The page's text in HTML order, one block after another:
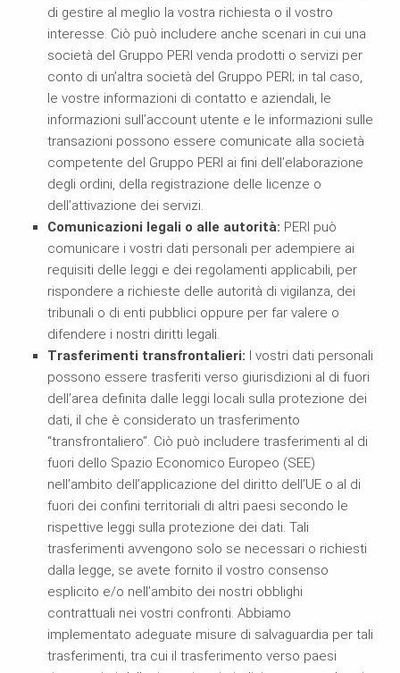
di gestire al meglio la vostra richiesta o il vostro
interesse. Ciò può includere anche scenari in cui una
società del Gruppo PERI venda prodotti o servizi per
conto di un’altra società del Gruppo PERI; in tal caso,
le vostre informazioni di contatto e aziendali, le
informazioni sull’account utente e le informazioni sulle
transazioni possono essere comunicate alla società
competente del Gruppo PERI ai fini dell’elaborazione
degli ordini, della registrazione delle licenze o
dell’attivazione dei servizi.
Comunicazioni legali o alle autorità: PERI può
comunicare i vostri dati personali per adempiere ai
requisiti delle leggi e dei regolamenti applicabili, per
rispondere a richieste delle autorità di vigilanza, dei
tribunali o di enti pubblici oppure per far valere o
difendere i nostri diritti legali.
Trasferimenti transfrontalieri: I vostri dati personali
possono essere trasferiti verso giurisdizioni al di fuori
dell’area definita dalle leggi locali sulla protezione dei
dati, il che è considerato un trasferimento
“transfrontaliero”. Ciò può includere trasferimenti al di
fuori dello Spazio Economico Europeo (SEE)
nell’ambito dell’applicazione del diritto dell’UE o al di
fuori dei confini territoriali di altri paesi secondo le
rispettive leggi sulla protezione dei dati. Tali
trasferimenti avvengono solo se necessari o richiesti
dalla legge, se avete fornito il vostro consenso
esplicito e/o nell’ambito dei nostri obblighi
contrattuali nei vostri confronti. Abbiamo
implementato adeguate misure di salvaguardia per tali
trasferimenti, tra cui il trasferimento verso paesi